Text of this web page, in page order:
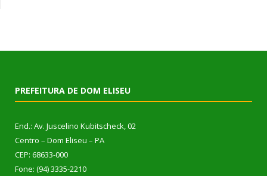
PREFEITURA DE DOM ELISEU
End.: Av. Juscelino Kubitscheck, 02
Centro – Dom Eliseu – PA
CEP: 68633-000
Fone: (94) 3335-2210